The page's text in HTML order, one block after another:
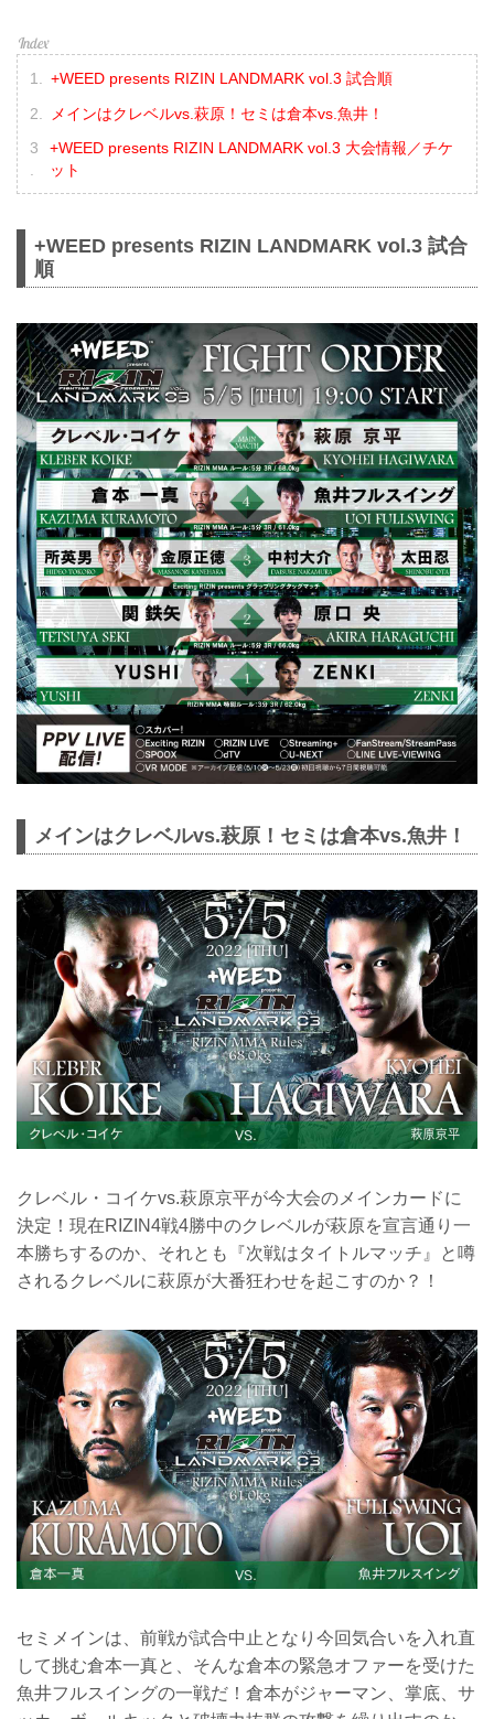
+WEED presents RIZIN LANDMARK vol.3 試合順
メインはクレベルvs.萩原！セミは倉本vs.魚井！
+WEED presents RIZIN LANDMARK vol.3 大会情報／チケ
ット
+WEED presents RIZIN LANDMARK vol.3 試合
順
メインはクレベルvs.萩原！セミは倉本vs.魚井！
クレベル・コイケvs.萩原京平が今大会のメインカードに
決定！現在RIZIN4戦4勝中のクレベルが萩原を宣言通り一
本勝ちするのか、それとも『次戦はタイトルマッチ』と噂
されるクレベルに萩原が大番狂わせを起こすのか？！
セミメインは、前戦が試合中止となり今回気合いを入れ直
して挑む倉本一真と、そんな倉本の緊急オファーを受けた
魚井フルスイングの一戦だ！倉本がジャーマン、掌底、サ